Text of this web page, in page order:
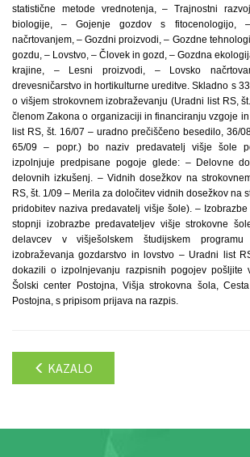
statistične metode vrednotenja, – Trajnostni
biologije, – Gojenje gozdov s fitocenologijo,
načrtovanjem, – Gozdni proizvodi, – Gozdne
gozdu, – Lovstvo, – Človek in gozd, – Gozdna
krajine, – Lesni proizvodi, – Lovsko
drevesničarstvo in hortikulturne ureditve. Skladno s
o višjem strokovnem izobraževanju (Uradni list RS,
členom Zakona o organizaciji in financiranju vzgoje
list RS, št. 16/07 – uradno prečiščeno besedilo, 36/
65/09 – popr.) bo naziv predavatelj višje šole
izpolnjuje predpisane pogoje glede: – Delovne
delovnih izkušenj. – Vidnih dosežkov na
RS, št. 1/09 – Merila za določitev vidnih dosežkov na
pridobitev naziva predavatelj višje šole). –
stopnji izobrazbe predavateljev višje strokovne
delavcev v višješolskem študijskem programu
izobraževanja gozdarstvo in lovstvo – Uradni list
dokazili o izpolnjevanju razpisnih pogojev
Šolski center Postojna, Višja strokovna šola,
Postojna, s pripisom prijava na razpis.
KAZALO